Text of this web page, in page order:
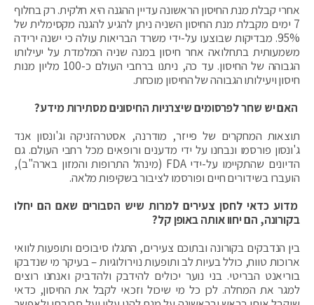
אחרי קבלת מנת החיסון הראשונה עדיין ההגנה היא חלקית. רק בחלוף
7 ימים מקבלת מנת החיסון השניה ניתן להגיע להגנה מקסימלית של
95%. מבדיקות שבוצעו על-ידי משרד הבריאות עולה כי ישנה ירידה
משמעותית בתחלואה אחר חיסון במנה שניה המלמדת על יעילותו
הגבוהה של החיסון. עד כה, ניתנו ברחבי העולם כ-100 מליון מנות
חיסון ויעילותו הגבוהה של החיסון מוכחת.
האם יש שחר לפרסומים שיצרניות החיסונים מסתירות מידע?
תוצאות המחקרים של פייזר, מודרנה, אסטרהזניקה וג'ונסון אנד
ג'ונסון פורסמו ונבחנו על ידי מדענים ורופאים מכל רחבי העולם. גם
הדיונים שהתקיימו על-ידי FDA (מינהל התרופות והמזון בארה"ב),
הועברו בשידורים חיים ופורסמו לציבור בשקיפות מלאה.
מדוע כדאי לחסן צעירים למרות שיש הסבורים שאם הם יחלו
בקורונה, הם יחוו אותה באופן קל?
בין הנדבקים בקורונה ובתוכם צעירים, התגלו סיבוכים ותופעות לוואי
ארוכות טווח, כולל בעיות לב ותופעות נוירולוגיות – בעיקר מי שנדבקו
בוריאנט הבריטי. בני נוער יכולים להידבק ולהדביק ואנחנו רוצים
למגר את המחלה. לכן כל מי שיכול וזכאי לקבל את החיסון, כדאי